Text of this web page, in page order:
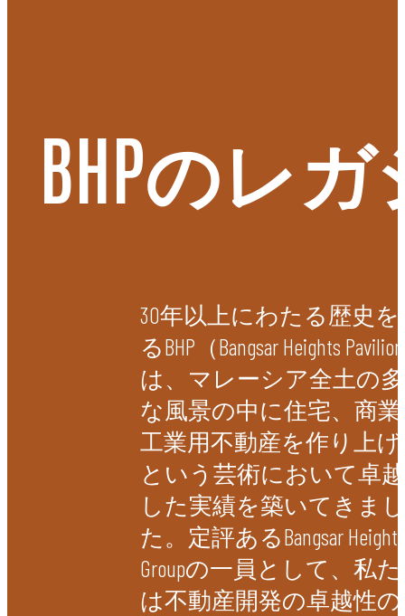
常に情熱的であること、これが私たちの信条の核心
です。私たちは、従来の枠組みを超えることを努め
BHPのレ
30年以上にわたる歴史を
るBHP（Bangsar Heights
は、マレーシア全土の
な風景の中に住宅、商
工業用不動産を作り上
という芸術において卓越
した実績を築いてきまし
た。定評あるBangsar Heights
Groupの一員として、私
は不動産開発の卓越性